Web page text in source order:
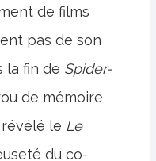
de films
pas de son
la fin de Spider-
de mémoire
le Le
du co-